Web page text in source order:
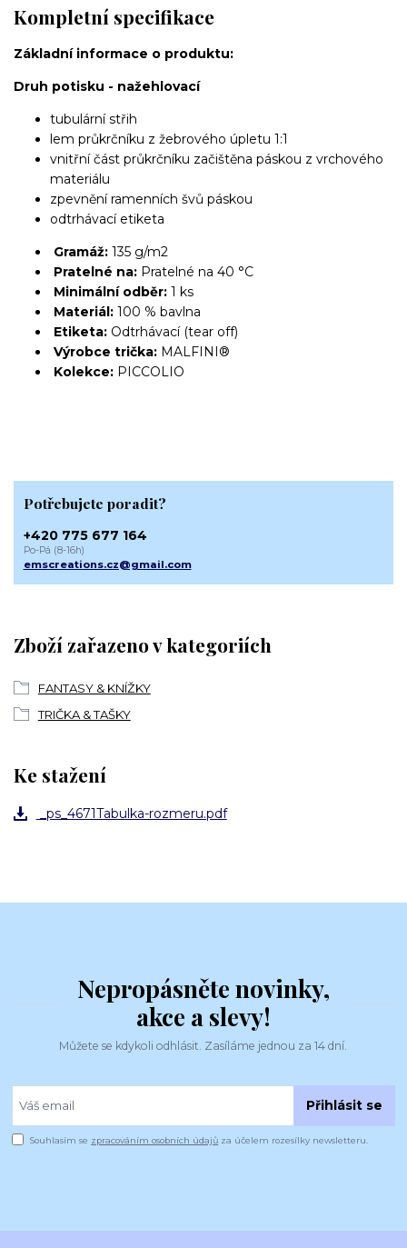
Kompletní specifikace
Základní informace o produktu:
Druh potisku - nažehlovací
tubulární střih
lem průkrčníku z žebrového úpletu 1:1
vnitřní část průkrčníku začištěna páskou z vrchového
materiálu
zpevnění ramenních švů páskou
odtrhávací etiketa
Gramáž: 135 g/m2
Pratelné na: Pratelné na 40 °C
Minimální odběr: 1 ks
Materiál: 100 % bavlna
Etiketa: Odtrhávací (tear off)
Výrobce trička: MALFINI®
Kolekce: PICCOLIO
Zboží zařazeno v kategoriích
FANTASY & KNÍŽKY
TRIČKA & TAŠKY
Potřebujete poradit?
+420 775 677 164
Po-Pá (8-16h)
emscreations.cz@gmail.com
Ke stažení
_ps_4671Tabulka-rozmeru.pdf
Nepropásněte novinky,
akce a slevy!
Můžete se kdykoli odhlásit. Zasíláme jednou za 14 dní.
Přihlásit se
Souhlasím se zpracováním osobních údajů za účelem rozesílky newsletteru.